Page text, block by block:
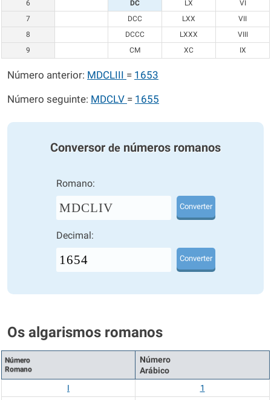
6
DC LX
VI
7
DCC LXX
VII
8
DCCC LXXX
VIII
9
CM XC IX
Número anterior: MDCLIII = 1653
Número seguinte: MDCLV = 1655
Conversor de números romanos
Romano:
MDCLIV Converter
Decimal:
Converter
Os algarismos romanos
Número
Romano
Número
Arábico
I
1